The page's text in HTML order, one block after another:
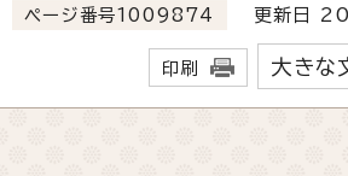
ページ番号1009874 更新日
印刷 大きな